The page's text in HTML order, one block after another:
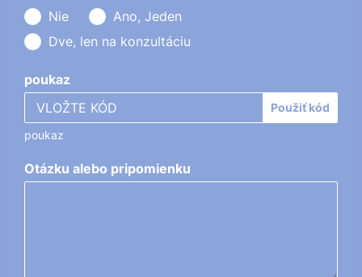
Nie
Ano, Jeden
Dve, len na konzultáciu
poukaz
Použiť kód
poukaz
Otázku alebo pripomienku